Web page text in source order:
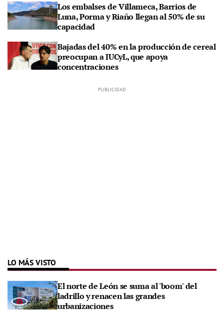
Los embalses de Villameca, Barrios de
Luna, Porma y Riaño llegan al 50% de su
capacidad
Bajadas del 40% en la producción de cereal
preocupan a IUCyL, que apoya
concentraciones
LO MÁS VISTO
El norte de León se suma al 'boom' del
ladrillo y renacen las grandes
urbanizaciones